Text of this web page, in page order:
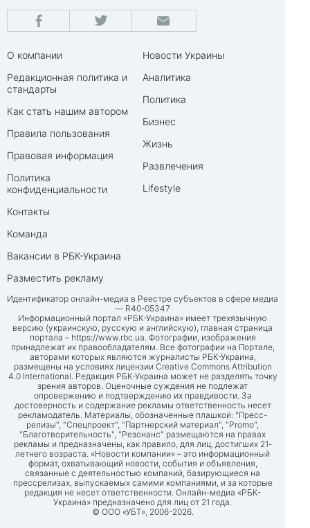
О компании
Редакционная политика и
стандарты
Как стать нашим автором
Правила пользования
Правовая информация
Политика
конфиденциальности
Контакты
Команда
Вакансии в РБК-Украина
Разместить рекламу
Новости Украины
Аналитика
Политика
Бизнес
Жизнь
Развлечения
Lifestyle
Идентификатор онлайн-медиа в Реестре субъектов в сфере медиа
— R40-05347
Информационный портал «РБК-Украина» имеет трехязычную
версию (украинскую, русскую и английскую), главная страница
портала – https://www.rbc.ua. Фотографии, изображения
принадлежат их правообладателям. Все фотографии на Портале,
авторами которых являются журналисты РБК-Украина,
размещены на условиях лицензии Creative Commons Attribution
4.0 International. Редакция РБК-Украина может не разделять точку
зрения авторов. Оценочные суждения не подлежат
опровержению и подтверждению их правдивости. За
достоверность и содержание рекламы ответственность несет
рекламодатель. Материалы, обозначенные плашкой: "Пресс-
релизы", "Спецпроект", "Партнерский материал", "Promo",
"Благотворительность", "Резонанс" размещаются на правах
рекламы и предназначены, как правило, для лиц, достигших 21-
летнего возраста. «Новости компании» – это информационный
формат, охватывающий новости, события и объявления,
связанные с деятельностью компаний, базирующиеся на
прессрелизах, выпускаемых самими компаниями, и за которые
редакция не несет ответственности. Онлайн-медиа «РБК-
Украина» предназначено для лиц от 21 года.
© ООО «УБТ», 2006-2026.